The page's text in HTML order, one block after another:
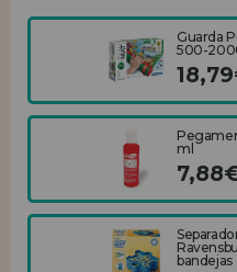
Guarda
500-
ml
bandejas